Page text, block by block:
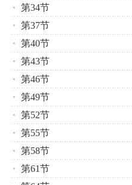
第34节
第37节
第40节
第43节
第46节
第49节
第52节
第55节
第58节
第61节